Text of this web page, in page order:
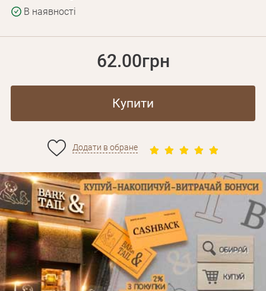
В наявності
62.00грн
Купити
Додати в обране